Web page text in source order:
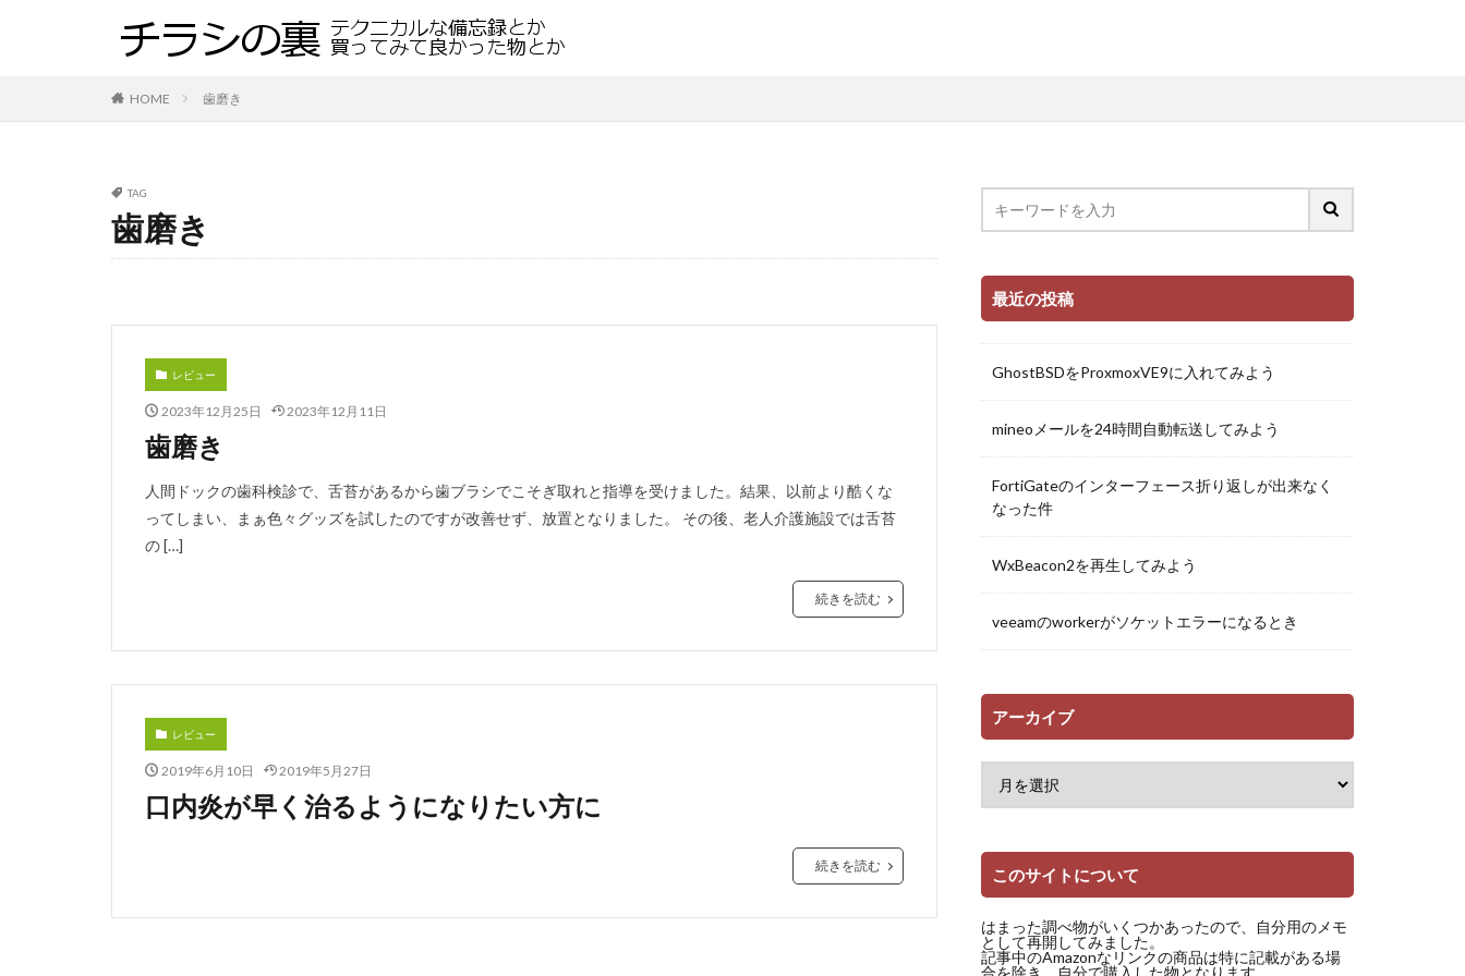
HOME 歯磨き
TAG
歯磨き
レビュー
2023年12月25日 2023年12月11日
歯磨き
人間ドックの歯科検診で、舌苔があるから歯ブラシでこそぎ取れと指導を受けました。結果、以前より酷くな
ってしまい、まぁ色々グッズを試したのですが改善せず、放置となりました。 その後、老人介護施設では舌苔
の […]
続きを読む
レビュー
2019年6月10日 2019年5月27日
口内炎が早く治るようになりたい方に
続きを読む
最近の投稿
GhostBSDをProxmoxVE9に入れてみよう
mineoメールを24時間自動転送してみよう
FortiGateのインターフェース折り返しが出来なく
なった件
WxBeacon2を再生してみよう
veeamのworkerがソケットエラーになるとき
アーカイブ
このサイトについて
はまった調べ物がいくつかあったので、自分用のメモ
として再開してみました。
記事中のAmazonなリンクの商品は特に記載がある場
合を除き、自分で購入した物となります。